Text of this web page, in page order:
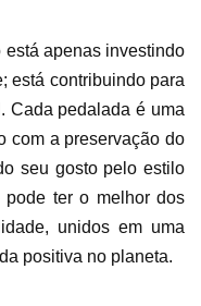
apenas investindo
está contribuindo para
Cada pedalada é uma
com a preservação do
seu gosto pelo estilo
pode ter o melhor dos
unidos em uma
positiva no planeta.